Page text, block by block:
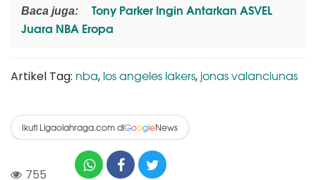
Baca juga:
Tony Parker Ingin Antarkan ASVEL
Juara NBA Eropa
Artikel Tag: nba, los angeles lakers, jonas valanciunas
Ikuti Ligaolahraga.com diGoogleNews
755